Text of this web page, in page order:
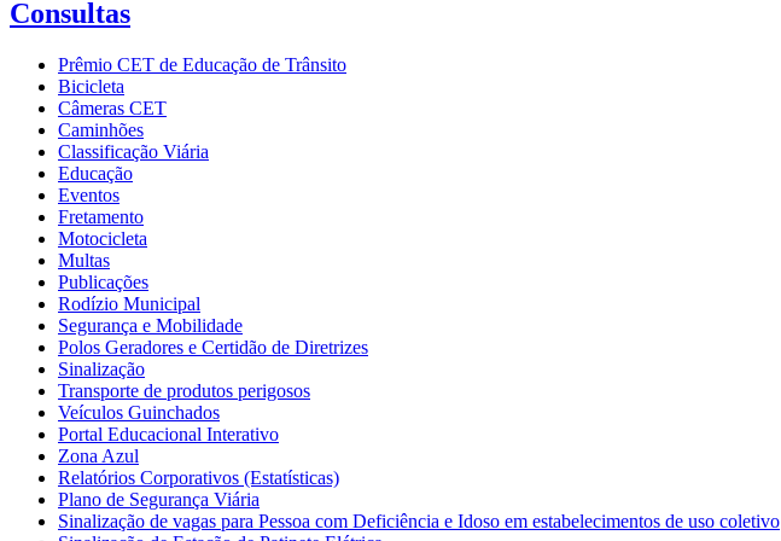
Consultas
Prêmio CET de Educação de Trânsito
Bicicleta
Câmeras CET
Caminhões
Classificação Viária
Educação
Eventos
Fretamento
Motocicleta
Multas
Publicações
Rodízio Municipal
Segurança e Mobilidade
Polos Geradores e Certidão de Diretrizes
Sinalização
Transporte de produtos perigosos
Veículos Guinchados
Portal Educacional Interativo
Zona Azul
Relatórios Corporativos (Estatísticas)
Plano de Segurança Viária
Sinalização de vagas para Pessoa com Deficiência e Idoso em estabelecimentos de uso coletivo